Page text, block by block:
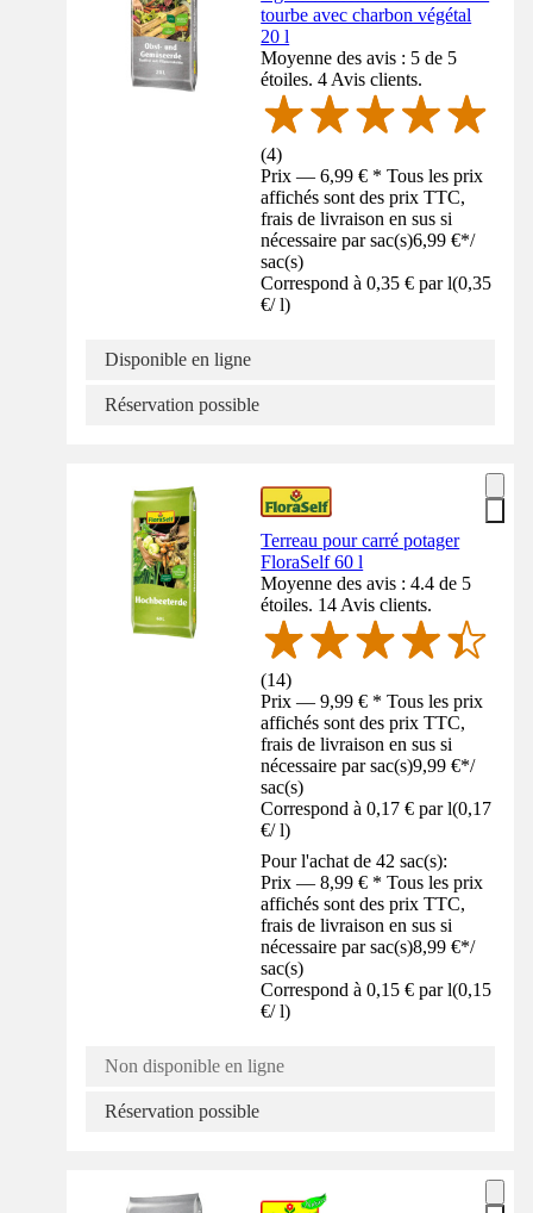
tourbe avec charbon végétal
20 l
Moyenne des avis : 5 de 5
étoiles. 4 Avis clients.
(4)
Prix — 6,99 € * Tous les prix
affichés sont des prix TTC,
frais de livraison en sus si
nécessaire par sac(s)6,99 €*/
sac(s)
Correspond à 0,35 € par l(0,35
€/ l)
Disponible en ligne
Réservation possible
Terreau pour carré potager
FloraSelf 60 l
Moyenne des avis : 4.4 de 5
étoiles. 14 Avis clients.
(14)
Prix — 9,99 € * Tous les prix
affichés sont des prix TTC,
frais de livraison en sus si
nécessaire par sac(s)9,99 €*/
sac(s)
Correspond à 0,17 € par l(0,17
€/ l)
Pour l'achat de 42 sac(s):
Prix — 8,99 € * Tous les prix
affichés sont des prix TTC,
frais de livraison en sus si
nécessaire par sac(s)8,99 €*/
sac(s)
Correspond à 0,15 € par l(0,15
€/ l)
Non disponible en ligne
Réservation possible